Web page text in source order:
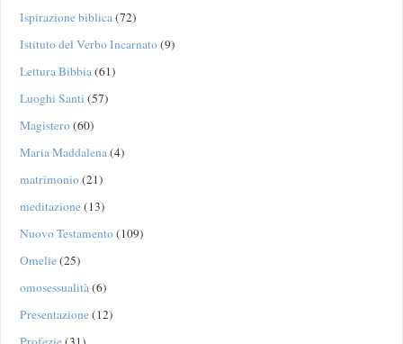
Ispirazione biblica(72)
Istituto del Verbo Incarnato(9)
Lettura Bibbia(61)
Luoghi Santi (57)
Magistero(60)
Maria Maddalena(4)
matrimonio(21)
meditazione(13)
Nuovo Testamento(109)
Omelie(25)
omosessualità(6)
Presentazione(12)